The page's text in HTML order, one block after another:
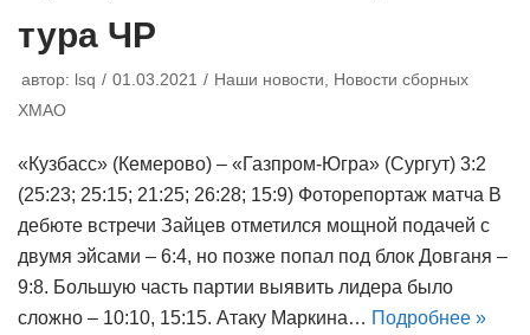
тура ЧР
автор: lsq 01.03.2021 Наши новости, Новости сборных
ХМАО
«Кузбасс» (Кемерово) – «Газпром-Югра» (Сургут) 3:2
(25:23; 25:15; 21:25; 26:28; 15:9) Фоторепортаж матча В
дебюте встречи Зайцев отметился мощной подачей с
двумя эйсами – 6:4, но позже попал под блок Довганя –
9:8. Большую часть партии выявить лидера было
сложно – 10:10, 15:15. Атаку Маркина… Подробнее »